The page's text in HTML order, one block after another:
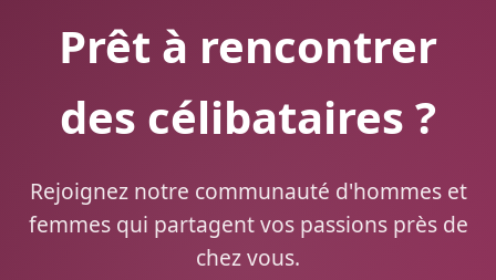
Prêt à rencontrer
des célibataires ?
Rejoignez notre communauté d'hommes et
femmes qui partagent vos passions près de
chez vous.